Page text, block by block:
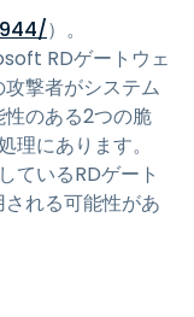
）。
RDゲートウェ
撃者がシステム
のある2つの脆
にあります。
ているRDゲート
れる可能性があ